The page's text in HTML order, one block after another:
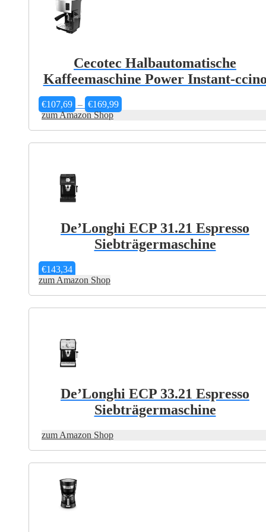
Cecotec Halbautomatische
Kaffeemaschine Power Instant-
€107,69 – €169,99
€107,69
zum Amazon Shop
De’Longhi ECP 31.21 Espresso
Siebträgermaschine
€143,34
zum Amazon Shop
De’Longhi ECP 33.21 Espresso
Siebträgermaschine
zum Amazon Shop
weist
mehrere
Varianten